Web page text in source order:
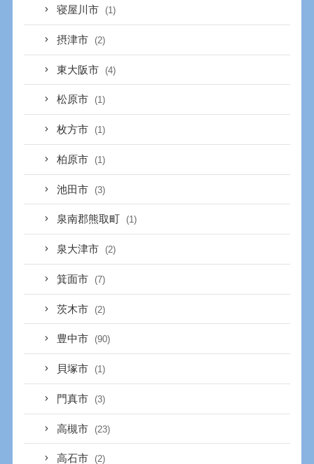
寝屋川市 (1)
摂津市 (2)
東大阪市 (4)
松原市 (1)
枚方市 (1)
柏原市 (1)
池田市 (3)
泉南郡熊取町 (1)
泉大津市 (2)
箕面市 (7)
茨木市 (2)
豊中市 (90)
貝塚市 (1)
門真市 (3)
高槻市 (23)
高石市 (2)